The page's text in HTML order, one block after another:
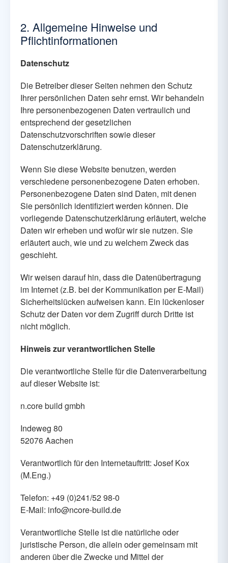
2. Allgemeine Hinweise und
Pflichtinformationen
Datenschutz
Die Betreiber dieser Seiten nehmen den Schutz
Ihrer persönlichen Daten sehr ernst. Wir behandeln
Ihre personenbezogenen Daten vertraulich und
entsprechend der gesetzlichen
Datenschutzvorschriften sowie dieser
Datenschutzerklärung.
Wenn Sie diese Website benutzen, werden
verschiedene personenbezogene Daten erhoben.
Personenbezogene Daten sind Daten, mit denen
Sie persönlich identifiziert werden können. Die
vorliegende Datenschutzerklärung erläutert, welche
Daten wir erheben und wofür wir sie nutzen. Sie
erläutert auch, wie und zu welchem Zweck das
geschieht.
Wir weisen darauf hin, dass die Datenübertragung
im Internet (z.B. bei der Kommunikation per E-Mail)
Sicherheitslücken aufweisen kann. Ein lückenloser
Schutz der Daten vor dem Zugriff durch Dritte ist
nicht möglich.
Hinweis zur verantwortlichen Stelle
Die verantwortliche Stelle für die Datenverarbeitung
auf dieser Website ist:
n.core build gmbh
Indeweg 80
52076 Aachen
Verantwortlich für den Internetauftritt: Josef Kox
(M.Eng.)
Telefon: +49 (0)241/52 98-0
E-Mail: info@ncore-build.de
Verantwortliche Stelle ist die natürliche oder
juristische Person, die allein oder gemeinsam mit
anderen über die Zwecke und Mittel der